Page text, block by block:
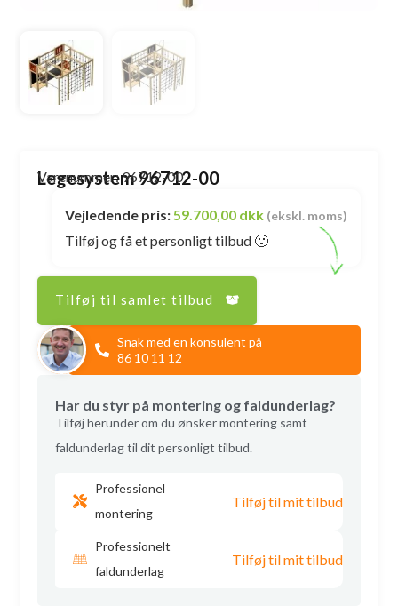
Legesystem 96712-00
Varenummer: 96712-00
Vejledende pris:59.700,00 dkk (ekskl. moms)
Tilføj og få et personligt tilbud 🙂
Snak med en konsulent på
86 10 11 12
Tilføj til samlet tilbud
Har du styr på montering og faldunderlag?
Tilføj herunder om du ønsker montering samt
faldunderlag til dit personligt tilbud.
Professionel
montering
Tilføj til mit tilbud
Professionelt
faldunderlag
Tilføj til mit tilbud